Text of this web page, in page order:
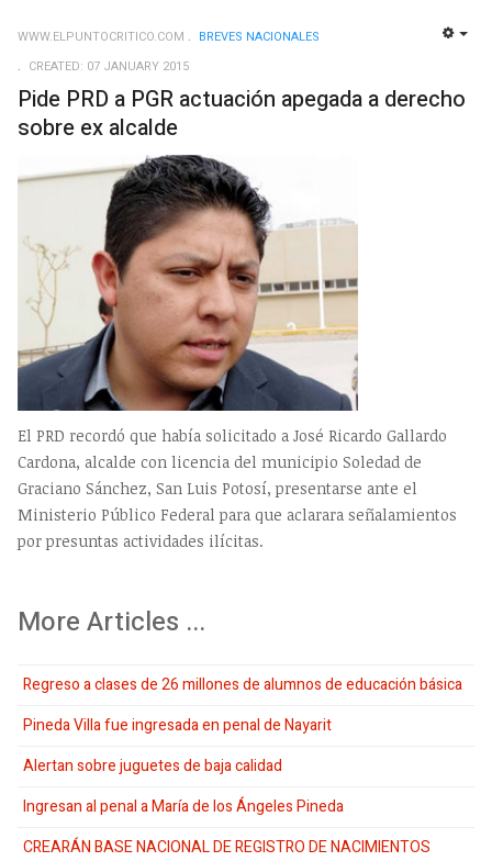
WWW.ELPUNTOCRITICO.COM
BREVES NACIONALES
CREATED: 07 JANUARY 2015
Pide PRD a PGR actuación apegada a derecho
sobre ex alcalde
El PRD recordó que había solicitado a José Ricardo Gallardo
Cardona, alcalde con licencia del municipio Soledad de
Graciano Sánchez, San Luis Potosí, presentarse ante el
Ministerio Público Federal para que aclarara señalamientos
por presuntas actividades ilícitas.
More Articles ...
Regreso a clases de 26 millones de alumnos de educación básica
Pineda Villa fue ingresada en penal de Nayarit
Alertan sobre juguetes de baja calidad
Ingresan al penal a María de los Ángeles Pineda
CREARÁN BASE NACIONAL DE REGISTRO DE NACIMIENTOS